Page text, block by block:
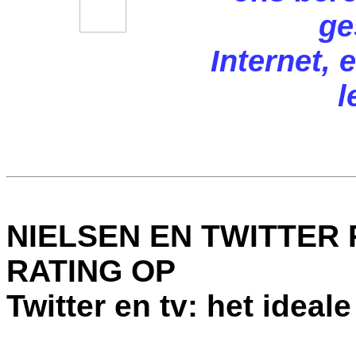
Internet,
NIELSEN EN TWITTER
RATING OP
Twitter en tv: het